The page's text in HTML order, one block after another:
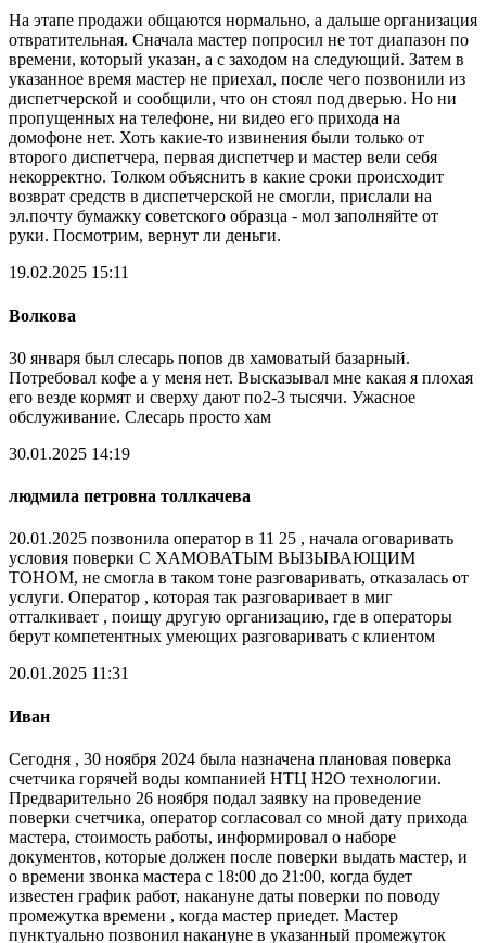
На этапе продажи общаются нормально, а дальше организация
отвратительная. Сначала мастер попросил не тот диапазон по
времени, который указан, а с заходом на следующий. Затем в
указанное время мастер не приехал, после чего позвонили из
диспетчерской и сообщили, что он стоял под дверью. Но ни
пропущенных на телефоне, ни видео его прихода на
домофоне нет. Хоть какие-то извинения были только от
второго диспетчера, первая диспетчер и мастер вели себя
некорректно. Толком объяснить в какие сроки происходит
возврат средств в диспетчерской не смогли, прислали на
эл.почту бумажку советского образца - мол заполняйте от
руки. Посмотрим, вернут ли деньги.
19.02.2025 15:11
Волкова
30 января был слесарь попов дв хамоватый базарный.
Потребовал кофе а у меня нет. Высказывал мне какая я плохая
его везде кормят и сверху дают по2-3 тысячи. Ужасное
обслуживание. Слесарь просто хам
30.01.2025 14:19
людмила петровна толлкачева
20.01.2025 позвонила оператор в 11 25 , начала оговаривать
условия поверки С ХАМОВАТЫМ ВЫЗЫВАЮЩИМ
ТОНОМ, не смогла в таком тоне разговаривать, отказалась от
услуги. Оператор , которая так разговаривает в миг
отталкивает , поищу другую организацию, где в операторы
берут компетентных умеющих разговаривать с клиентом
20.01.2025 11:31
Иван
Сегодня , 30 ноября 2024 была назначена плановая поверка
счетчика горячей воды компанией НТЦ Н2О технологии.
Предварительно 26 ноября подал заявку на проведение
поверки счетчика, оператор согласовал со мной дату прихода
мастера, стоимость работы, информировал о наборе
документов, которые должен после поверки выдать мастер, и
о времени звонка мастера с 18:00 до 21:00, когда будет
известен график работ, накануне даты поверки по поводу
промежутка времени , когда мастер приедет. Мастер
пунктуально позвонил накануне в указанный промежуток